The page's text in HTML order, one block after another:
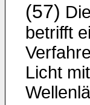
(57)
betrifft
Licht